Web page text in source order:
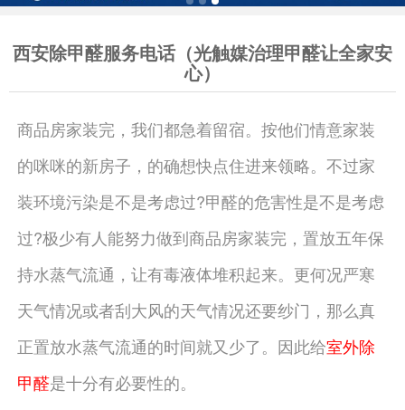
西安除甲醛服务电话（光触媒治理甲醛让全家安
心）
商品房家装完，我们都急着留宿。按他们情意家装
的咪咪的新房子，的确想快点住进来领略。不过家
装环境污染是不是考虑过?甲醛的危害性是不是考虑
过?极少有人能努力做到商品房家装完，置放五年保
持水蒸气流通，让有毒液体堆积起来。更何况严寒
天气情况或者刮大风的天气情况还要纱门，那么真
正置放水蒸气流通的时间就又少了。因此给室外除
甲醛是十分有必要性的。